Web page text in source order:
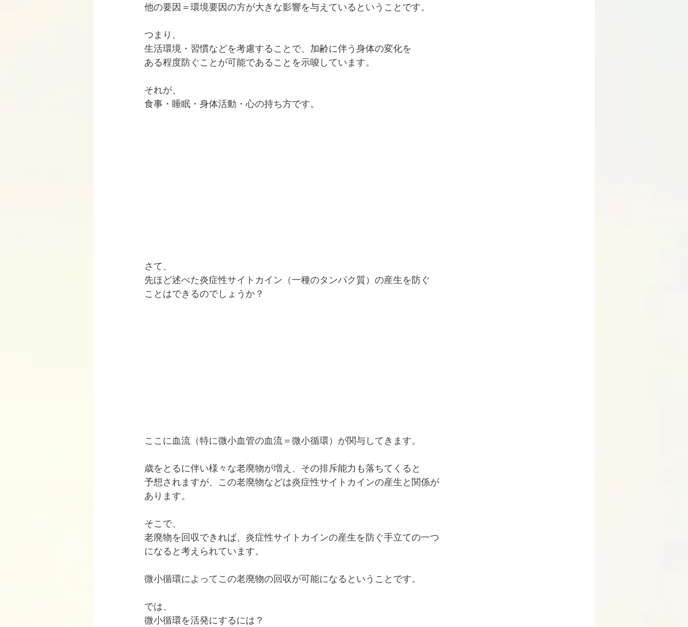
他の要因＝環境要因の方が大きな影響を与えているということです。
つまり、
生活環境・習慣などを考慮することで、加齢に伴う身体の変化を
ある程度防ぐことが可能であることを示唆しています。
それが、
食事・睡眠・身体活動・心の持ち方です。
さて、
先ほど述べた炎症性サイトカイン（一種のタンパク質）の産生を防ぐ
ことはできるのでしょうか？
ここに血流（特に微小血管の血流＝微小循環）が関与してきます。
歳をとるに伴い様々な老廃物が増え、その排斥能力も落ちてくると
予想されますが、この老廃物などは炎症性サイトカインの産生と関係が
あります。
そこで、
老廃物を回収できれば、炎症性サイトカインの産生を防ぐ手立ての一つ
になると考えられています。
微小循環によってこの老廃物の回収が可能になるということです。
では、
微小循環を活発にするには？